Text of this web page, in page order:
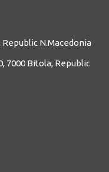
N.Macedonia
7000 Bitola, Republic